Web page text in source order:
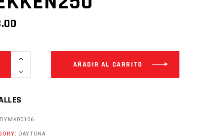
AÑADIR AL CARRITO
DYMK00106
DAYTONA